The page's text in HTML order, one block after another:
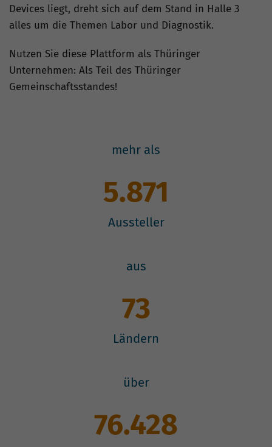
Devices liegt, dreht sich auf dem Stand in Halle 3
alles um die Themen Labor und Diagnostik.
Nutzen Sie diese Plattform als Thüringer
Unternehmen: Als Teil des Thüringer
Gemeinschaftsstandes!
mehr als
5.871
Aussteller
aus
73
Ländern
über
76.428